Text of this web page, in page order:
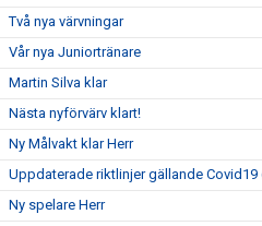
Två nya värvningar
Vår nya Juniortränare
Martin Silva klar
Nästa nyförvärv klart!
Ny Målvakt klar Herr
Uppdaterade riktlinjer gällande Covid19
Ny spelare Herr